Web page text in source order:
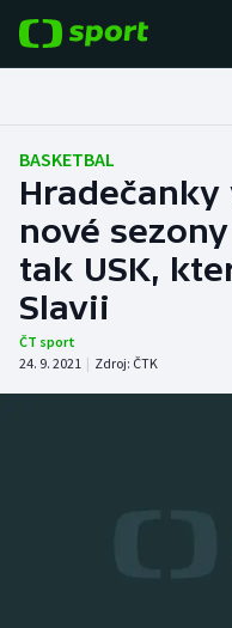
Fotbal
Hokej
Tenis
Atletika
BASKETBAL
nové
tak USK,
Slavii
ČT sport
24. 9. 2021 | Zdroj: ČTK